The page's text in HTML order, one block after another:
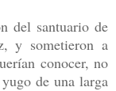
del santuario de
y sometieron a
conocer, no
de una larga